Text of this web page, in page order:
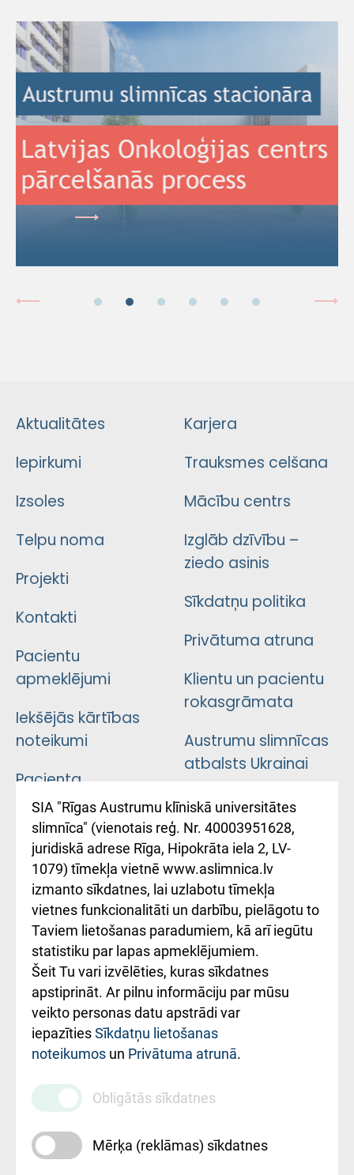
Aktualitātes
Iepirkumi
Izsoles
Telpu noma
Projekti
Kontakti
Pacientu
apmeklējumi
Iekšējās kārtības
noteikumi
Pacienta
atsauksmju/sūdzību
iesniegšanas
kārtība
Kā pie mums nokļūt
Rēķinu apmaksas
ceļvedis
Rekvizīti un
ārstniecības
iestādes kods
010000234
Maksas
pakalpojumu
cenrādis
Karjera
Trauksmes celšana
Mācību centrs
Izglāb dzīvību –
ziedo asinis
Sīkdatņu politika
Privātuma atruna
Klientu un pacientu
rokasgrāmata
Austrumu slimnīcas
atbalsts Ukrainai
Підтримка Східної
лікарні та співпраця з
Україною
SIA "Rīgas Austrumu klīniskā universitātes
slimnīca" (vienotais reģ. Nr. 40003951628,
juridiskā adrese Rīga, Hipokrāta iela 2, LV-
1079) tīmekļa vietnē www.aslimnica.lv
izmanto sīkdatnes, lai uzlabotu tīmekļa
vietnes funkcionalitāti un darbību, pielāgotu to
Taviem lietošanas paradumiem, kā arī iegūtu
statistiku par lapas apmeklējumiem.
Šeit Tu vari izvēlēties, kuras sīkdatnes
apstiprināt. Ar pilnu informāciju par mūsu
veikto personas datu apstrādi var
iepazītiesSīkdatņu lietošanas
noteikumos un Privātuma atrunā.
Obligātās sīkdatnes
Mērķa (reklāmas) sīkdatnes